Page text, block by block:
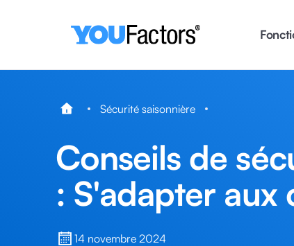
Sécurité saisonnière
Conseils de
: S'adapter aux
14 novembre 2024